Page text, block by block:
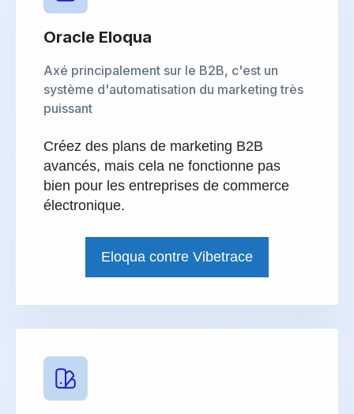
Oracle Eloqua
Axé principalement sur le B2B, c'est un
système d'automatisation du marketing très
puissant
Créez des plans de marketing B2B
avancés, mais cela ne fonctionne pas
bien pour les entreprises de commerce
électronique.
Eloqua contre Vibetrace